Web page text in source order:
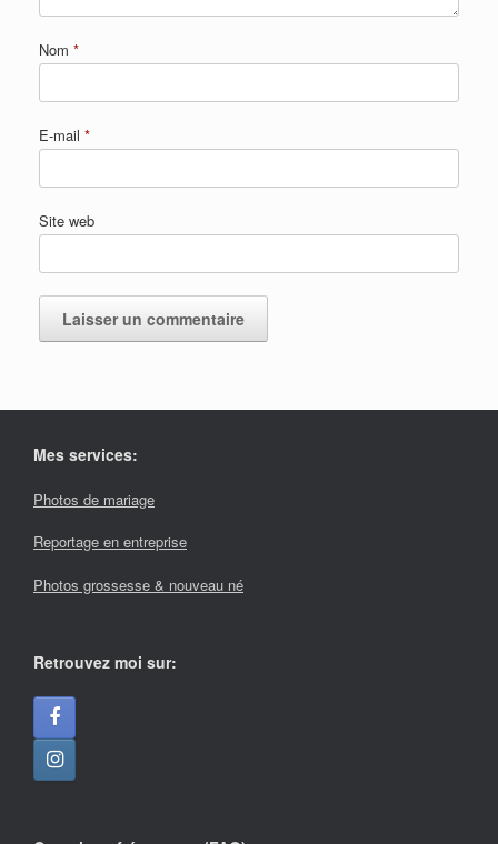
Nom *
E-mail *
Site web
Mes services:
Photos de mariage
Reportage en entreprise
Photos grossesse & nouveau né
Retrouvez moi sur: